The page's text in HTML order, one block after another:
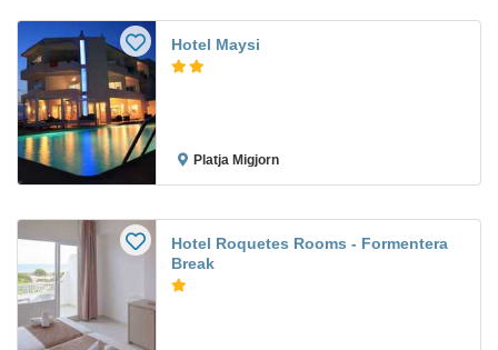
Hotel Maysi
Platja Migjorn
Hotel Roquetes Rooms - Formentera
Break